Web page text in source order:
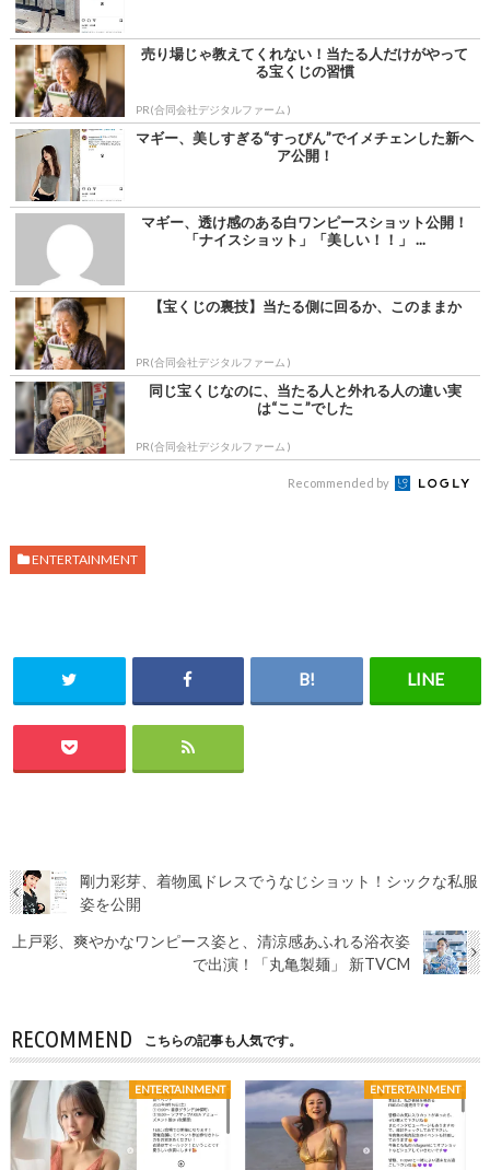
売り場じゃ教えてくれない！当たる人だけがやって
る宝くじの習慣
PR(合同会社デジタルファーム )
マギー、美しすぎる“すっぴん”でイメチェンした新ヘ
ア公開！
マギー、透け感のある白ワンピースショット公開！
「ナイスショット」「美しい！！」 ...
【宝くじの裏技】当たる側に回るか、このままか
PR(合同会社デジタルファーム )
同じ宝くじなのに、当たる人と外れる人の違い実
は“ここ”でした
PR(合同会社デジタルファーム )
Recommended by
ENTERTAINMENT
剛力彩芽、着物風ドレスでうなじショット！シックな私服
姿を公開
上戸彩、爽やかなワンピース姿と、清涼感あふれる浴衣姿
で出演！「丸亀製麺」 新TVCM
RECOMMEND こちらの記事も人気です。
ENTERTAINMENT ENTERTAINMENT